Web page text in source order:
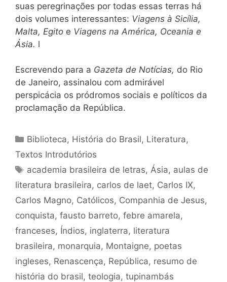
suas peregrinações por todas essas terras há
dois volumes interessantes: Viagens à Sicília,
Malta, Egito e Viagens na América, Oceania e
Ásia. l
Escrevendo para a Gazeta de Notícias, do Rio
de Janeiro, assinalou com admirável
perspicácia os pródromos sociais e políticos da
proclamação da República.
Categorias
Biblioteca, História do Brasil, Literatura,
Textos Introdutórios
Tags
academia brasileira de letras,Ásia, aulas de
literatura brasileira, carlos de laet, Carlos IX,
Carlos Magno, Católicos, Companhia de Jesus,
conquista, fausto barreto, febre amarela,
franceses, Índios, inglaterra, literatura
brasileira, monarquia, Montaigne, poetas
ingleses, Renascença, República, resumo de
história do brasil, teologia, tupinambás